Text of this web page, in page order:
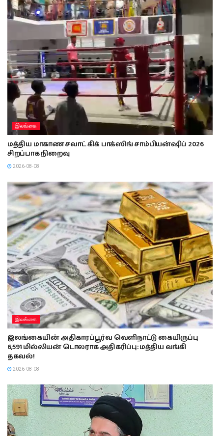
இலங்கை
மத்திய மாகாண சவாட் கிக் பாக்ஸிங் சாம்பியன்ஷிப் 2026
சிறப்பாக நிறைவு
2026-08-08
இலங்கை
இலங்கையின் அதிகாரப்பூர்வ வெளிநாட்டு கையிருப்பு
6,591 மில்லியன் டொலராக அதிகரிப்பு: மத்திய வங்கி
தகவல்!
2026-08-08